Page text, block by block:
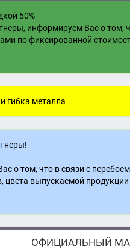
50%
информируем Вас о том,
по фиксированной
гибка металла
о том, что в связи с
цвета выпускаемой
ОФИЦИАЛЬНЫЙ